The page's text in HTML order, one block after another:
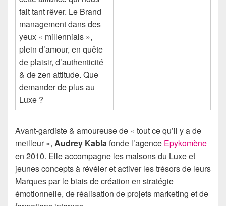
fait tant rêver. Le Brand
management dans des
yeux « millennials »,
plein d’amour, en quête
de plaisir, d’authenticité
& de zen attitude. Que
demander de plus au
Luxe ?
Avant-gardiste & amoureuse de « tout ce qu’il y a de
meilleur », Audrey Kablafonde l’agence Epykomène
en 2010. Elle accompagne les maisons du Luxe et
jeunes concepts à révéler et activer les trésors de leurs
Marques par le biais de création en stratégie
émotionnelle, de réalisation de projets marketing et de